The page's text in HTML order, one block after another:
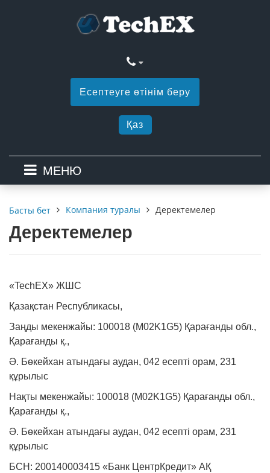
Есептеуге өтінім беру
Қаз
МЕНЮ
Басты бет Компания туралы Деректемелер
Деректемелер
«TechEX» ЖШС
Қазақстан Республикасы,
Заңды мекенжайы: 100018 (M02K1G5) Қарағанды обл.,
Қарағанды қ.,
Ә. Бөкейхан атындағы аудан, 042 есепті орам, 231
құрылыс
Нақты мекенжайы: 100018 (M02K1G5) Қарағанды обл.,
Қарағанды қ.,
Ә. Бөкейхан атындағы аудан, 042 есепті орам, 231
құрылыс
БСН: 200140003415 «Банк ЦентрКредит» АҚ